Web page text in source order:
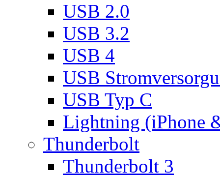
USB 2.0
USB 3.2
USB 4
USB
USB Typ C
Lightning (iPhone
Thunderbolt
Thunderbolt 3